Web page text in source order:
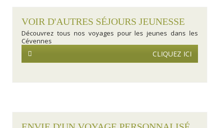
VOIR D'AUTRES SÉJOURS JEUNESSE
Découvrez tous nos voyages pour les jeunes dans les
Cévennes
CLIQUEZ ICI